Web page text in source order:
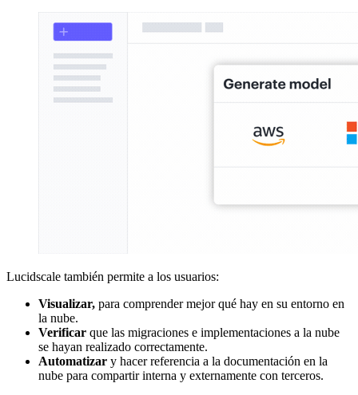
Lucidscale también permite a los usuarios:
Visualizar, para comprender mejor qué hay en su entorno en
la nube.
Verificar que las migraciones e implementaciones a la nube
se hayan realizado correctamente.
Automatizar y hacer referencia a la documentación en la
nube para compartir interna y externamente con terceros.